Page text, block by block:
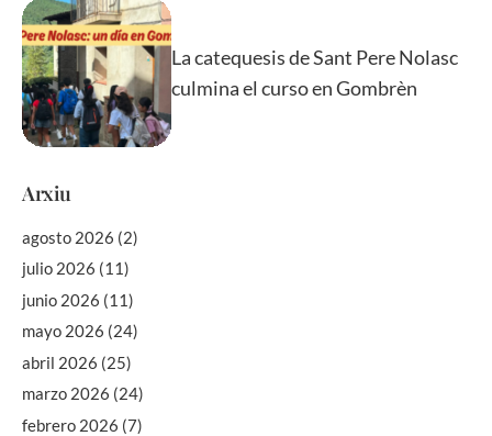
La catequesis de Sant Pere Nolasc
culmina el curso en Gombrèn
Arxiu
agosto 2026 (2)
julio 2026 (11)
junio 2026 (11)
mayo 2026 (24)
abril 2026 (25)
marzo 2026 (24)
febrero 2026 (7)